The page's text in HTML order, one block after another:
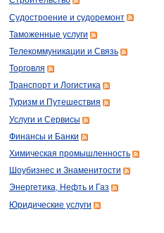
Судостроение и судоремонт
Таможенные услуги
Телекоммуникации и Связь
Торговля
Транспорт и Логистика
Туризм и Путешествия
Услуги и Сервисы
Финансы и Банки
Химическая промышленность
Шоубизнес и Знаменитости
Энергетика, Нефть и Газ
Юридические услуги